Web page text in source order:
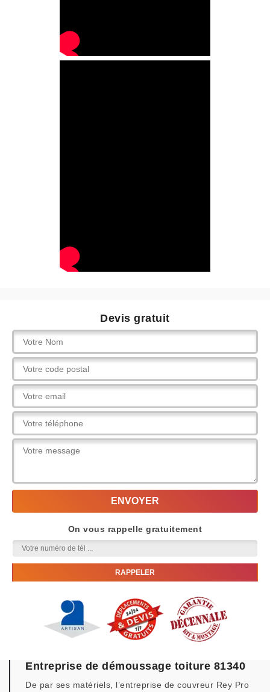
Devis gratuit
On vous rappelle gratuitement
Entreprise de démoussage toiture 81340
De par ses matériels, l’entreprise de couvreur Rey Pro